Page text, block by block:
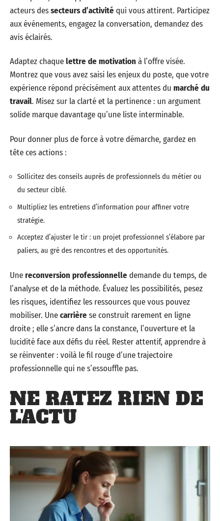
acteurs dessecteurs d’activitéqui vous attirent. Participez
aux événements, engagez la conversation, demandez des
avis éclairés.
Adaptez chaquelettre de motivation à l’offre visée.
Montrez que vous avez saisi les enjeux du poste, que votre
expérience répond précisément aux attentes du marché du
travail. Misez sur la clarté et la pertinence : un argument
solide marque davantage qu’une liste interminable.
Pour donner plus de force à votre démarche, gardez en
tête ces actions :
Sollicitez des conseils auprès de professionnels du métier ou
du secteur ciblé.
Multipliez les entretiens d’information pour affiner votre
stratégie.
Acceptez d’ajuster le tir : un projet professionnel s’élabore par
paliers, au gré des rencontres et des opportunités.
Unereconversion professionnelledemande du temps, de
l’analyse et de la méthode. Évaluez les possibilités, pesez
les risques, identifiez les ressources que vous pouvez
mobiliser. Unecarrièrese construit rarement en ligne
droite ; elle s’ancre dans la constance, l’ouverture et la
lucidité face aux défis du réel. Rester attentif, apprendre à
se réinventer : voilà le fil rouge d’une trajectoire
professionnelle qui ne s’essouffle pas.
NE RATEZ RIEN DE
L'ACTU